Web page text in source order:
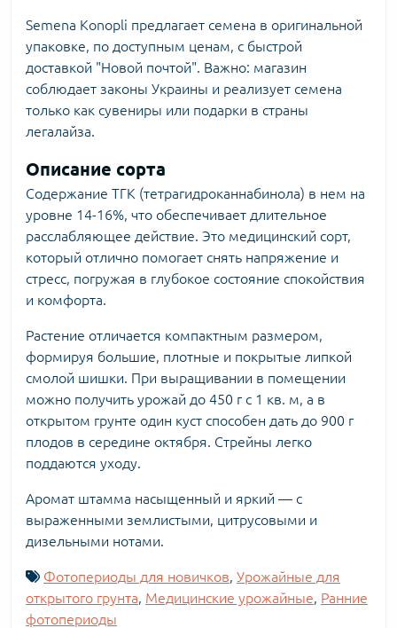
Semena Konopli предлагает семена в оригинальной
упаковке, по доступным ценам, с быстрой
доставкой "Новой почтой". Важно: магазин
соблюдает законы Украины и реализует семена
только как сувениры или подарки в страны
легалайза.
Описание сорта
Содержание ТГК (тетрагидроканнабинола) в нем на
уровне 14-16%, что обеспечивает длительное
расслабляющее действие. Это медицинский сорт,
который отлично помогает снять напряжение и
стресс, погружая в глубокое состояние спокойствия
и комфорта.
Растение отличается компактным размером,
формируя большие, плотные и покрытые липкой
смолой шишки. При выращивании в помещении
можно получить урожай до 450 г с 1 кв. м, а в
открытом грунте один куст способен дать до 900 г
плодов в середине октября. Стрейны легко
поддаются уходу.
Аромат штамма насыщенный и яркий — с
выраженными землистыми, цитрусовыми и
дизельными нотами.
Фотопериоды для новичков, Урожайные для
открытого грунта, Медицинские урожайные, Ранние
фотопериоды